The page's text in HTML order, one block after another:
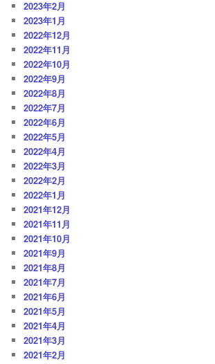
2023年2月
2023年1月
2022年12月
2022年11月
2022年10月
2022年9月
2022年8月
2022年7月
2022年6月
2022年5月
2022年4月
2022年3月
2022年2月
2022年1月
2021年12月
2021年11月
2021年10月
2021年9月
2021年8月
2021年7月
2021年6月
2021年5月
2021年4月
2021年3月
2021年2月